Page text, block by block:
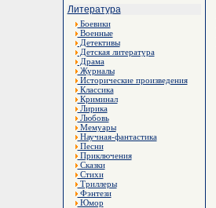
Литература
Боевики
Военные
Детективы
Детская литература
Драма
Журналы
Исторические произведения
Классика
Криминал
Лирика
Любовь
Мемуары
Научная-фантастика
Песни
Приключения
Сказки
Стихи
Триллеры
Фэнтези
Юмор